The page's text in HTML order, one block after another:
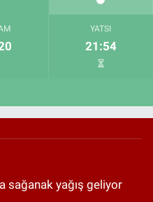
YATSI
21:54
sağanak yağış geliyor